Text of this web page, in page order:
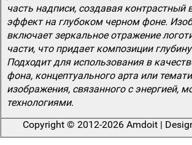
часть надписи, создавая контрастный
эффект на глубоком черном фоне.
включает зеркальное отражение
части, что придает композиции
Подходит для использования в
фона, концептуального арта или
изображения, связанного с энергией,
технологиями.
Copyright © 2012-2026 Amdoit |